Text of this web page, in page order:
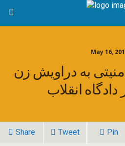
May 16,
به دراویش زن
دادگاه انقلاب
Share Tweet Pin